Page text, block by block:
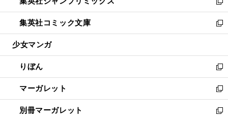
開
く
ウ
で
開
ィ
ン
ド
ウ
開
く
い
ウ
ィ
ン
ウ
で
開
く
新
し
い
ウ
ン
ド
ウ
で
開
く
集英社コミック文庫
新
し
ウ
ィ
ン
ド
ウ
で
少女マンガ
りぼん
新
し
い
ウ
ィ
マーガレット
新
し
い
別冊マーガレット
新